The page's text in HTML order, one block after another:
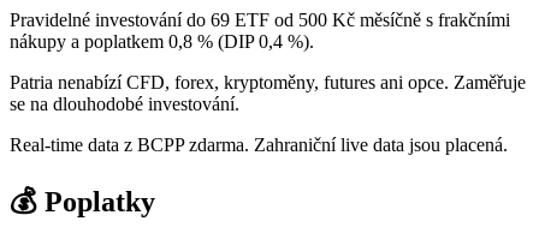
Pravidelné investování do 69 ETF od 500 Kč měsíčně s frakčními
nákupy a poplatkem 0,8 % (DIP 0,4 %).
Patria nenabízí CFD, forex, kryptoměny, futures ani opce. Zaměřuje
se na dlouhodobé investování.
Real-time data z BCPP zdarma. Zahraniční live data jsou placená.
💰 Poplatky